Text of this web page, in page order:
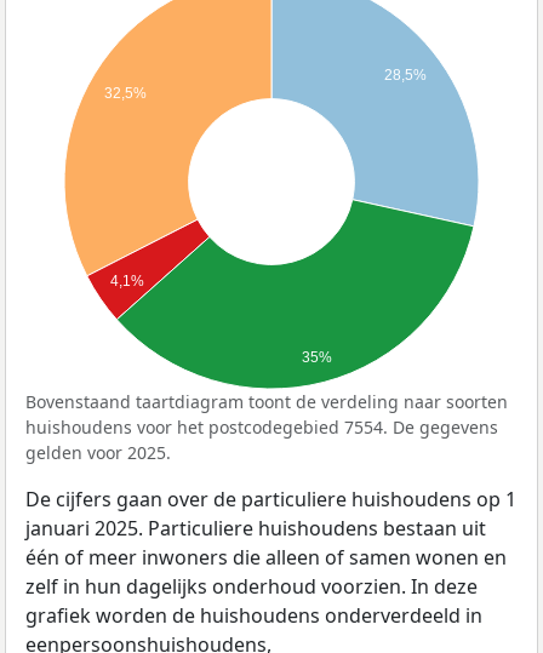
28,5%
32,5%
4,1%
35%
Bovenstaand taartdiagram toont de verdeling naar soorten
huishoudens voor het postcodegebied 7554. De gegevens
gelden voor 2025.
De cijfers gaan over de particuliere huishoudens op 1
januari 2025. Particuliere huishoudens bestaan uit
één of meer inwoners die alleen of samen wonen en
zelf in hun dagelijks onderhoud voorzien. In deze
grafiek worden de huishoudens onderverdeeld in
eenpersoonshuishoudens,